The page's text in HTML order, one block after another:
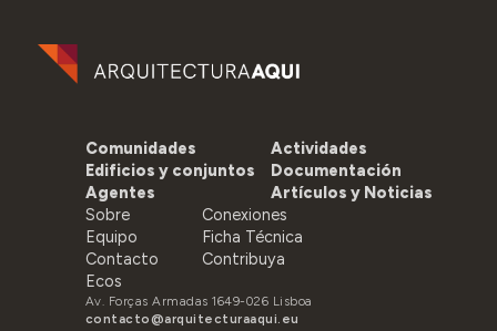
Comunidades
Edificios y conjuntos
Agentes
Actividades
Documentación
Artículos y Noticias
Sobre
Equipo
Contacto
Ecos
Conexiones
Ficha Técnica
Contribuya
Av. Forças Armadas 1649-026 Lisboa
contacto@arquitecturaaqui.eu